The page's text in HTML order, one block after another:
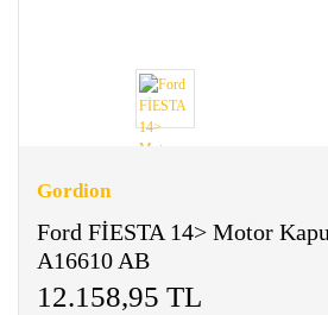
Gordion
Ford FİESTA 14> Motor
A16610 AB
12.158,95 TL